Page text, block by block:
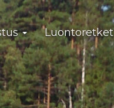
Luontoretket